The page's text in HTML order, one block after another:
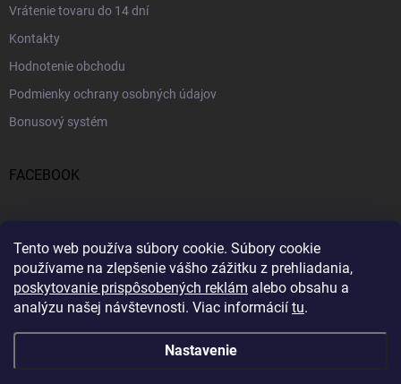
Tento web používa súbory cookie. Súbory cookie
používame na zlepšenie vášho zážitku z prehliadania,
poskytovanie prispôsobených reklám alebo obsahu a
analýzu našej návštevnosti. Viac informácií tu.
Nastavenie
Vrátenie tovaru do 14 dní
Kontakty
Hodnotenie obchodu
Podmienky ochrany osobných údajov
Bonusový systém
FACEBOOK
PRIJÍMAME ONLINE PLATBY